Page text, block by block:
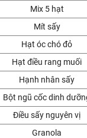
Mix 5 hạt
Mít sấy
Hạt óc chó đỏ
Hạt điều rang muối
Hạnh nhân sấy
Bột ngũ cốc dinh
Điều sấy nguyên vị
Granola